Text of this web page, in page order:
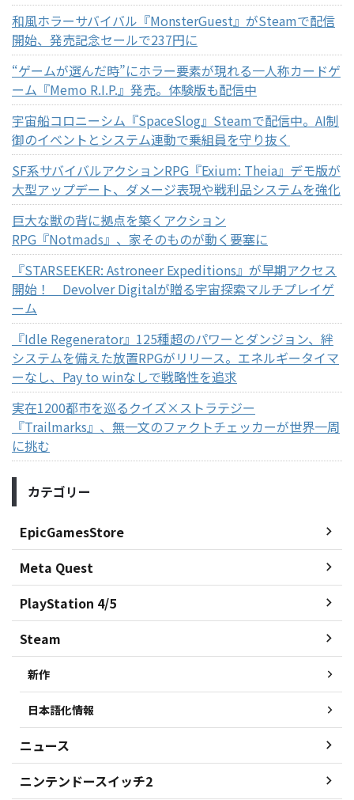
和風ホラーサバイバル『MonsterGuest』がSteamで配信
開始、発売記念セールで237円に
“ゲームが選んだ時”にホラー要素が現れる一人称カードゲ
ーム『Memo R.I.P.』発売。体験版も配信中
宇宙船コロニーシム『SpaceSlog』Steamで配信中。AI制
御のイベントとシステム連動で乗組員を守り抜く
SF系サバイバルアクションRPG『Exium: Theia』デモ版が
大型アップデート、ダメージ表現や戦利品システムを強化
巨大な獣の背に拠点を築くアクション
RPG『Notmads』、家そのものが動く要塞に
『STARSEEKER: Astroneer Expeditions』が早期アクセス
開始！ Devolver Digitalが贈る宇宙探索マルチプレイゲ
ーム
『Idle Regenerator』125種超のパワーとダンジョン、絆
システムを備えた放置RPGがリリース。エネルギータイマ
ーなし、Pay to winなしで戦略性を追求
実在1200都市を巡るクイズ×ストラテジー
『Trailmarks』、無一文のファクトチェッカーが世界一周
に挑む
カテゴリー
EpicGamesStore
Meta Quest
PlayStation 4/5
Steam
新作
日本語化情報
ニュース
ニンテンドースイッチ2